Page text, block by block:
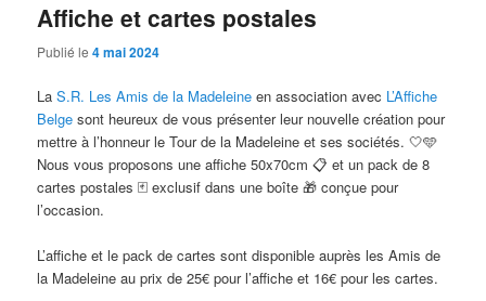
Affiche et cartes postales
Publié le4 mai 2024
LaS.R. Les Amis de la Madeleine en association avec L’Affiche
Belge sont heureux de vous présenter leur nouvelle création pour
mettre à l’honneur le Tour de la Madeleine et ses sociétés. 🤍🩵
Nous vous proposons une affiche 50x70cm 📋 et un pack de 8
cartes postales 🃏 exclusif dans une boîte 🎁 conçue pour
l’occasion.
L’affiche et le pack de cartes sont disponible auprès les Amis de
la Madeleine au prix de 25€ pour l’affiche et 16€ pour les cartes.